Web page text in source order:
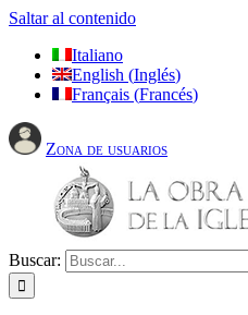
Saltar al contenido
Italiano
English (Inglés)
Français (Francés)
Zona de usuarios
Buscar: